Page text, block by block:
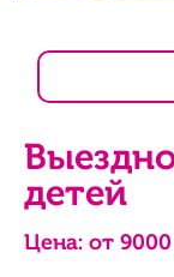
детей
Цена: от 9000